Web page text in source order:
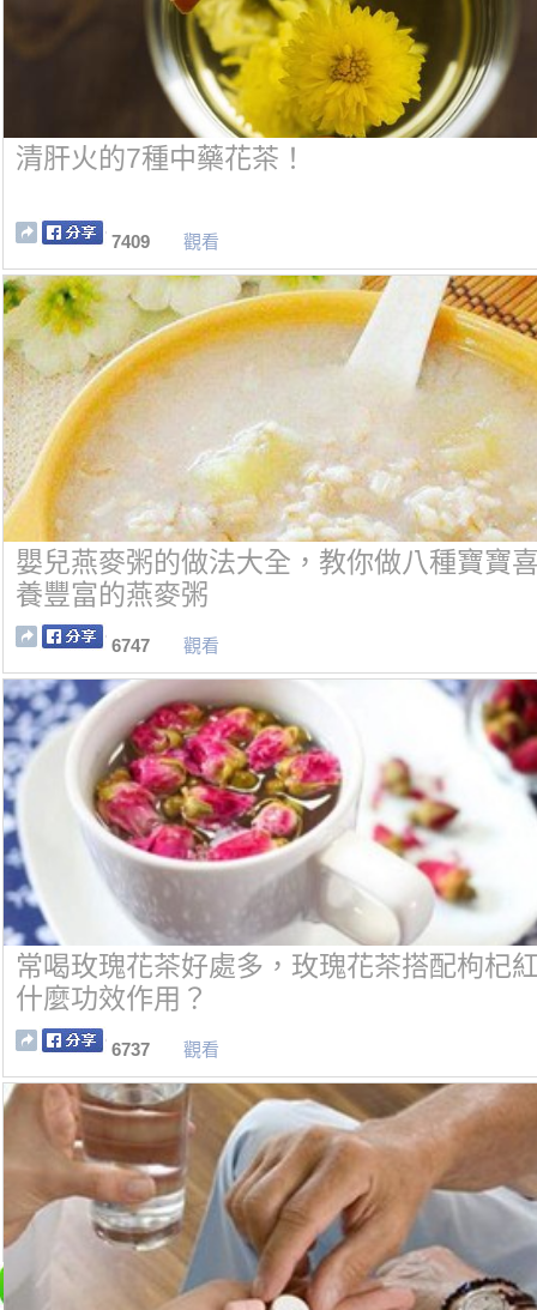
清肝火的7種中藥花茶！
7409 觀看
嬰兒燕麥粥的做法大全，教你做八種寶寶
養豐富的燕麥粥
6747 觀看
常喝玫瑰花茶好處多，玫瑰花茶搭配枸杞
什麼功效作用？
6737 觀看